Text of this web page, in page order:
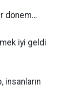
dönem…
iyi geldi
insanların